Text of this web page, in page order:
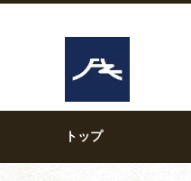
トップ